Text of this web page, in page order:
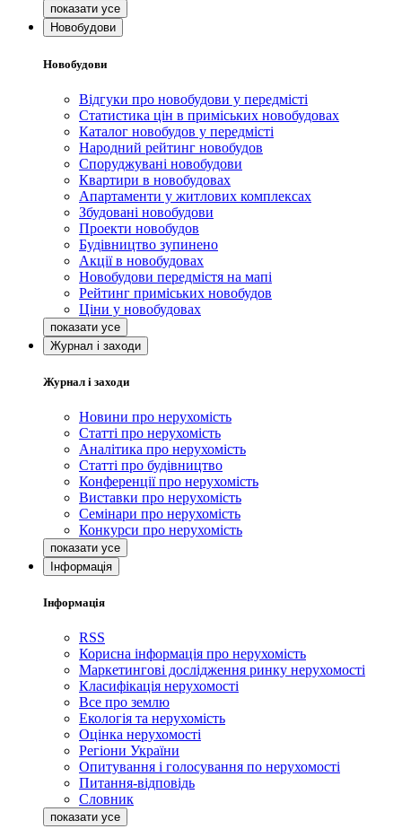
Новобудови
Новобудови
Відгуки про новобудови у передмісті
Статистика цін в приміських новобудовах
Каталог новобудов у передмісті
Народний рейтинг новобудов
Споруджувані новобудови
Квартири в новобудовах
Апартаменти у житлових комплексах
Збудовані новобудови
Проекти новобудов
Будівництво зупинено
Акції в новобудовах
Новобудови передмістя на мапі
Рейтинг приміських новобудов
Ціни у новобудовах
Журнал і заходи
Журнал і заходи
Новини про нерухомість
Статті про нерухомість
Аналітика про нерухомість
Статті про будівництво
Конференції про нерухомість
Виставки про нерухомість
Семінари про нерухомість
Конкурси про нерухомість
Інформація
Інформація
RSS
Корисна інформація про нерухомість
Маркетингові дослідження ринку нерухомості
Класифікація нерухомості
Все про землю
Екологія та нерухомість
Оцінка нерухомості
Регіони України
Опитування і голосування по нерухомості
Питання-відповідь
Словник